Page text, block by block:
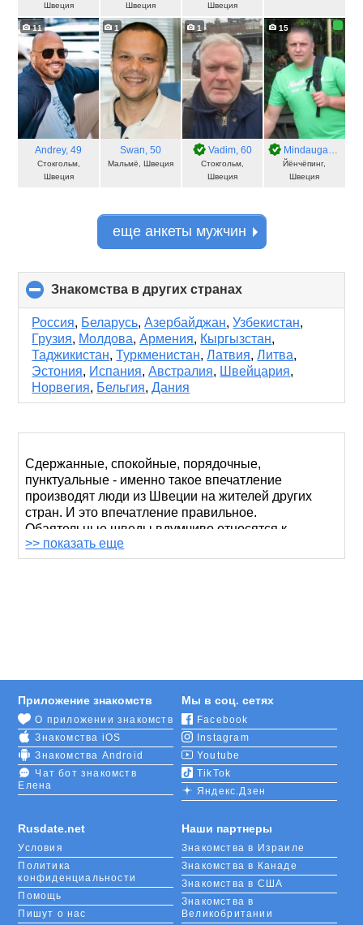
Швеция
Швеция
Швеция
11
Andrey, 49
Стокгольм,
Швеция
1
Swan, 50
Мальмё, Швеция
1
Vadim, 60
Стокгольм,
Швеция
15
Mindaugas , 47
Йёнчёпинг,
Швеция
еще анкеты мужчин
Знакомства в других странах
to
collapse
contents
Россия, Беларусь,Азербайджан,Узбекистан,
Грузия, Молдова,Армения, Кыргызстан,
Таджикистан,Туркменистан,Латвия,Литва,
Эстония, Испания,Австралия, Швейцария,
Норвегия, Бельгия,Дания
Сдержанные, спокойные, порядочные,
пунктуальные - именно такое впечатление
производят люди из Швеции на жителей других
стран. И это впечатление правильное.
Обаятельные шведы вдумчиво относятся к
отношениям.
На этой странице можно найти интересные
знакомства в Швеции для русскоязычных. Это
хорошая возможность встретить того самого
человека, настоящего д
руга, близкого и единственного, которого вы искали
всю жизнь. Попробуйте открыть для себя новый
Прекрасная скандинавская страна гостеприимна
по отношению к жителям других государств.
>> показать еще
Rusdate.net
Условия
Политика
конфиденциальности
Помощь
Пишут о нас
Приложение знакомств
О приложении знакомств
Знакомства iOS
Знакомства Android
Чат бот знакомств
Елена
Мы в соц. сетях
Facebook
Instagram
Youtube
TikTok
Яндекс.Дзен
Наши партнеры
Знакомства в Израиле
Знакомства в Канаде
Знакомства в США
Знакомства в
Великобритании